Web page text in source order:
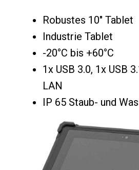
Robustes 10" Tablet
Industrie Tablet
-20°C bis +60°C
1x USB 3.0, 1x USB
LAN
IP 65 Staub- und